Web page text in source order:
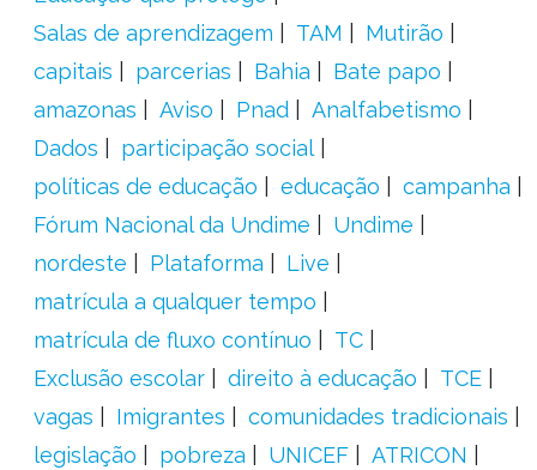
Salas de aprendizagem
TAM
Mutirão
capitais
parcerias Bahia
Bate papo
amazonas
Aviso Pnad
Analfabetismo
Dados
participação social
políticas de educação
educação
campanha
Fórum Nacional da Undime
Undime
nordeste
Plataforma
Live
matrícula a qualquer tempo
matrícula de fluxo contínuo
TC
Exclusão escolar
direito à educação
TCE
vagas
Imigrantes
comunidades tradicionais
legislação
pobreza UNICEF
ATRICON